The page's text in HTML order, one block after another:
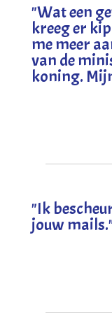
"Wat een
kreeg er
me meer
van de
koning.
"Ik
jouw